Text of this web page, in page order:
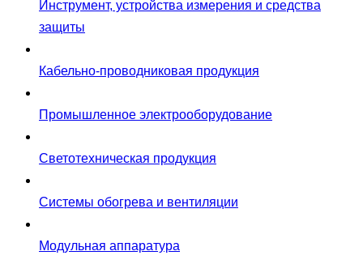
Инструмент, устройства измерения и средства
защиты
Кабельно-проводниковая продукция
Промышленное электрооборудование
Светотехническая продукция
Системы обогрева и вентиляции
Модульная аппаратура